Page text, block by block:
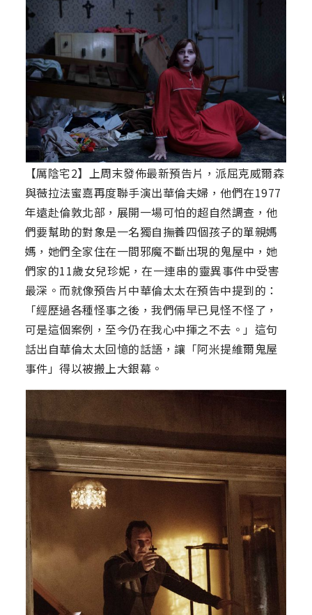
【厲陰宅2】上周末發佈最新預告片，派屈克威爾森
與薇拉法蜜嘉再度聯手演出華倫夫婦，他們在1977
年遠赴倫敦北部，展開一場可怕的超自然調查，他
們要幫助的對象是一名獨自撫養四個孩子的單親媽
媽，她們全家住在一間邪魔不斷出現的鬼屋中，她
們家的11歲女兒珍妮，在一連串的靈異事件中受害
最深。而就像預告片中華倫太太在預告中提到的：
「經歷過各種怪事之後，我們倆早已見怪不怪了，
可是這個案例，至今仍在我心中揮之不去。」這句
話出自華倫太太回憶的話語，讓「阿米提維爾鬼屋
事件」得以被搬上大銀幕。